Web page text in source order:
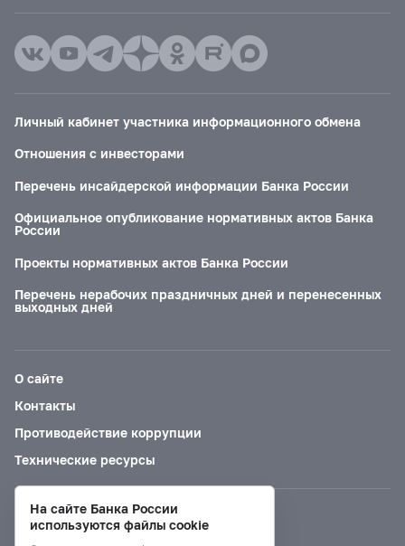
Личный кабинет участника информационного обмена
Отношения с инвесторами
Перечень инсайдерской информации Банка России
Официальное опубликование нормативных актов Банка
России
Проекты нормативных актов Банка России
Перечень нерабочих праздничных дней и перенесенных
выходных дней
О сайте
Контакты
Противодействие коррупции
Технические ресурсы
Версия для слабовидящих
На сайте Банка России
используются файлы cookie